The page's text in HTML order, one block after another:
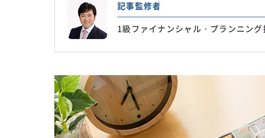
記事監修者
1級ファイナンシャル・プランニン